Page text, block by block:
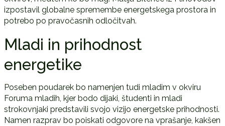
izpostavil globalne spremembe energetskega prostora in
potrebo po pravočasnih odločitvah.
Mladi in prihodnost
energetike
Poseben poudarek bo namenjen tudi mladim v okviru
Foruma mladih, kjer bodo dijaki, študenti in mladi
strokovnjaki predstavili svojo vizijo energetske prihodnosti.
Namen razprav bo poiskati odgovore na vprašanje, kakšen